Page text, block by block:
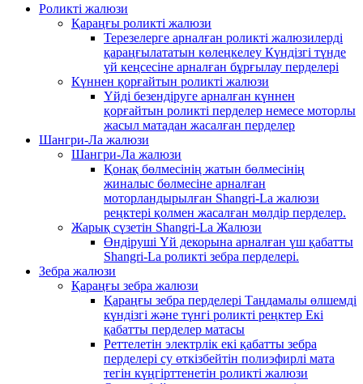
Роликті жалюзи
Қараңғы роликті жалюзи
Терезелерге арналған роликті жалюзилерді
қараңғылататын көлеңкелеу Күндізгі түнде
үй кеңсесіне арналған бұрғылау перделері
Күннен қорғайтын роликті жалюзи
Үйді безендіруге арналған күннен
қорғайтын роликті перделер немесе моторлы
жасыл матадан жасалған перделер
Шангри-Ла жалюзи
Шангри-Ла жалюзи
Қонақ бөлмесінің жатын бөлмесінің
жиналыс бөлмесіне арналған
моторландырылған Shangri-La жалюзи
реңктері қолмен жасалған мөлдір перделер.
Жарық сүзетін Shangri-La Жалюзи
Өндіруші Үй декорына арналған үш қабатты
Shangri-La роликті зебра перделері.
Зебра жалюзи
Қараңғы зебра жалюзи
Қараңғы зебра перделері Таңдамалы өлшемді
күндізгі және түнгі роликті реңктер Екі
қабатты перделер матасы
Реттелетін электрлік екі қабатты зебра
перделері су өткізбейтін полиэфирлі мата
тегін күңгірттенетін роликті жалюзи